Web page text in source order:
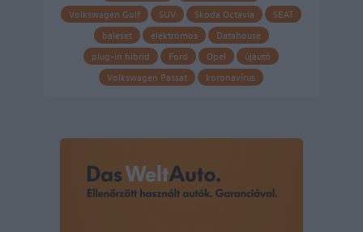
Volkswagen Golf
SUV Skoda Octavia
SEAT
baleset
elektromos
Datahouse
plug-in hibrid
Ford Opel
újautó
Volkswagen Passat
koronavírus